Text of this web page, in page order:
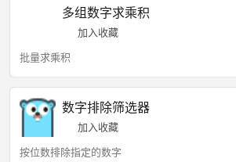
多组数字求乘积
加入收藏
批量求乘积
数字排除筛选器
加入收藏
按位数排除指定的数字